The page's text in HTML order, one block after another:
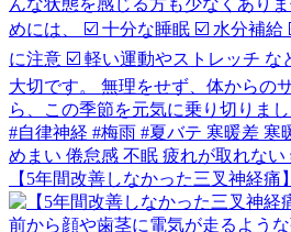
【5年間改善しなかった三叉神経痛】